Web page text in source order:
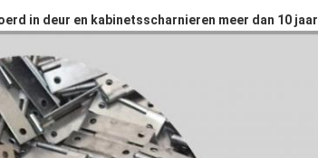
in deur en kabinetsscharnieren meer dan 10 jaar